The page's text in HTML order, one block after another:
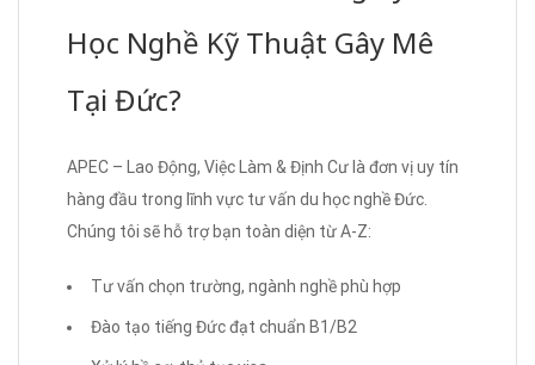
Học Nghề Kỹ Thuật Gây Mê
Tại Đức?
APEC – Lao Động, Việc Làm & Định Cư là đơn vị uy tín
hàng đầu trong lĩnh vực tư vấn du học nghề Đức.
Chúng tôi sẽ hỗ trợ bạn toàn diện từ A-Z:
Tư vấn chọn trường, ngành nghề phù hợp
Đào tạo tiếng Đức đạt chuẩn B1/B2